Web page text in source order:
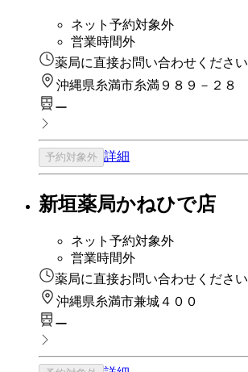
ネット予約対象外
営業時間外
薬局に直接お問い合わせください
沖縄県糸満市糸満９８９－２８
ー
予約対象外 詳細
新垣薬局かねひで店
ネット予約対象外
営業時間外
薬局に直接お問い合わせください
沖縄県糸満市兼城４００
ー